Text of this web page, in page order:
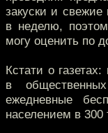
закуски и
в неделю,
могу оценить по
Кстати о
в
ежедневные
населением в 300